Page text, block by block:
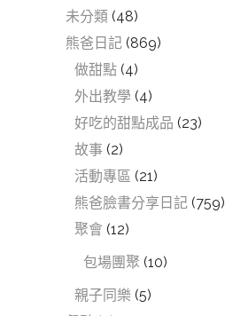
未分類 (48)
熊爸日記 (869)
做甜點 (4)
外出教學 (4)
好吃的甜點成品 (23)
故事 (2)
活動專區 (21)
熊爸臉書分享日記 (759)
聚會 (12)
包場團聚 (10)
親子同樂 (5)